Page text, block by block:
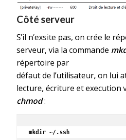
Côté serveur
S’il n’exsite pas, on crée le
serveur, via la commande
répertoire par
défaut de l’utilisateur, on lui
lecture, écriture et execution
chmod:
mkdir ~/.ssh